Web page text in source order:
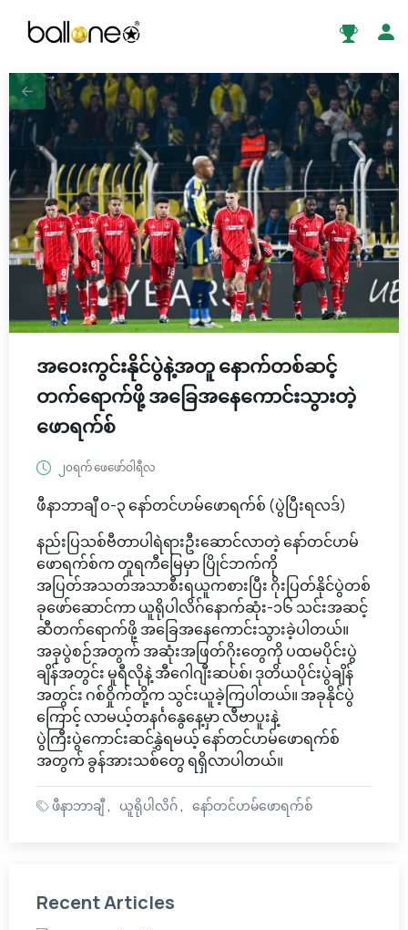
အဝေးကွင်းနိုင်ပွဲနဲ့အတူ နောက်တစ်ဆင့်
တက်ရောက်ဖို့ အခြေအနေကောင်းသွားတဲ့
ဖောရက်စ်
၂၀ရက် ဖေဖော်ဝါရီလ
ဖီနာဘာချီ ဝ-၃ နော်တင်ဟမ်ဖောရက်စ် (ပွဲပြီးရလဒ်)
နည်းပြသစ်ဗီတာပါရဲရားဦးဆောင်လာတဲ့ နော်တင်ဟမ်
ဖောရက်စ်က တူရကီမြေမှာ ပြိုင်ဘက်ကို
အပြတ်အသတ်အသာစီးရယူကစားပြီး ဂိုးပြတ်နိုင်ပွဲတစ်
ခုဖော်ဆောင်ကာ ယူရိုပါလိဂ်နောက်ဆုံး-၁၆ သင်းအဆင့်
ဆီတက်ရောက်ဖို့ အခြေအနေကောင်းသွားခဲ့ပါတယ်။
အခုပွဲစဉ်အတွက် အဆုံးအဖြတ်ဂိုးတွေကို ပထမပိုင်းပွဲ
ချိန်အတွင်း မူရီလိုနဲ့ အီဂေါဂျီးဆပ်စ်၊ ဒုတိယပိုင်းပွဲချိန်
အတွင်း ဂစ်ဝှိုက်တို့က သွင်းယူခဲ့ကြပါတယ်။ အခုနိုင်ပွဲ
ကြောင့် လာမယ့်တနင်္ဂနွေနေ့မှာ လီဗာပူးနဲ့
ပွဲကြီးပွဲကောင်းဆင်နွှဲရမယ့် နော်တင်ဟမ်ဖောရက်စ်
အတွက် ခွန်အားသစ်တွေ ရရှိလာပါတယ်။
ဖီနာဘာချီ ယူရိုပါလိဂ် နော်တင်ဟမ်ဖောရက်စ်
Recent Articles